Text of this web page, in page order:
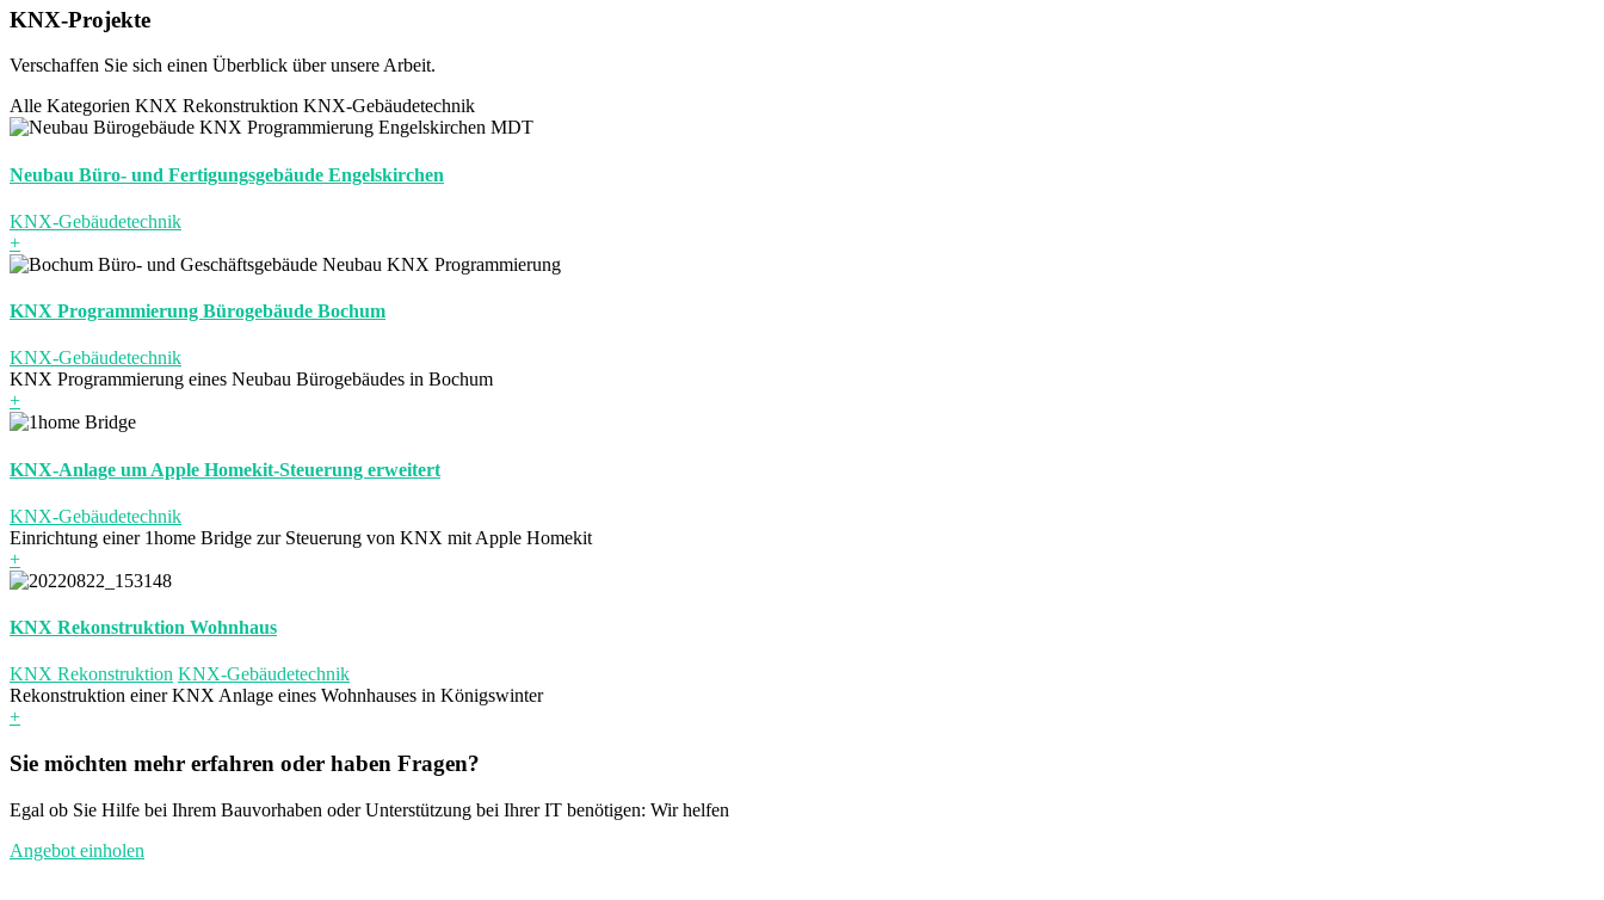
KNX-Projekte
Verschaffen Sie sich einen Überblick über unsere Arbeit.
Alle Kategorien KNX Rekonstruktion KNX-Gebäudetechnik
Neubau Büro- und Fertigungsgebäude Engelskirchen
KNX-Gebäudetechnik
+
KNX Programmierung Bürogebäude Bochum
KNX-Gebäudetechnik
KNX Programmierung eines Neubau Bürogebäudes in Bochum
+
KNX-Anlage um Apple Homekit-Steuerung erweitert
KNX-Gebäudetechnik
Einrichtung einer 1home Bridge zur Steuerung von KNX mit Apple Homekit
+
KNX Rekonstruktion Wohnhaus
KNX Rekonstruktion KNX-Gebäudetechnik
Rekonstruktion einer KNX Anlage eines Wohnhauses in Königswinter
+
Sie möchten mehr erfahren oder haben Fragen?
Egal ob Sie Hilfe bei Ihrem Bauvorhaben oder Unterstützung bei Ihrer IT benötigen: Wir helfen
Angebot einholen